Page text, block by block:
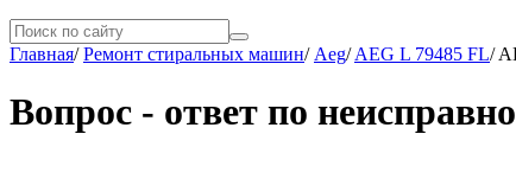
Главная/Ремонт стиральных машин/ Aeg/AEG L 79485 FL/
Вопрос - ответ по